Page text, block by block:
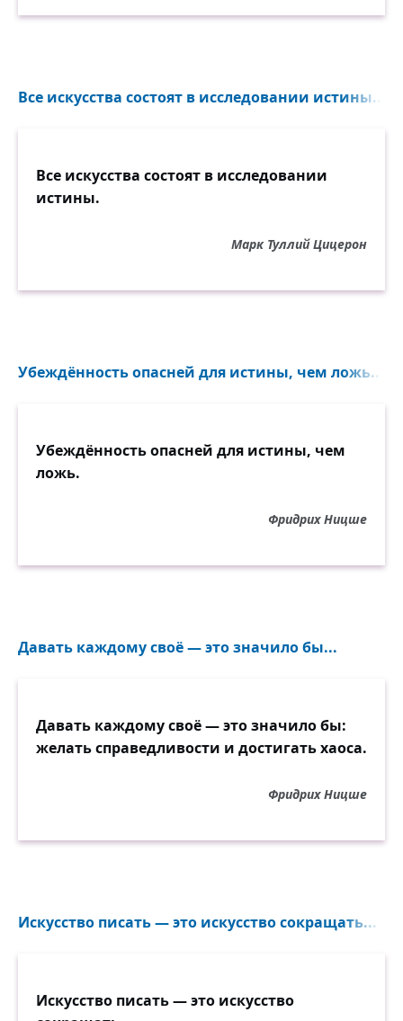
Все искусства состоят в исследовании истины...
Все искусства состоят в исследовании
истины.
Марк Туллий Цицерон
Убеждённость опасней для истины, чем ложь...
Убеждённость опасней для истины, чем
ложь.
Фридрих Ницше
Давать каждому своё — это значило бы...
Давать каждому своё — это значило бы:
желать справедливости и достигать хаоса.
Фридрих Ницше
Искусство писать — это искусство сокращать...
Искусство писать — это искусство